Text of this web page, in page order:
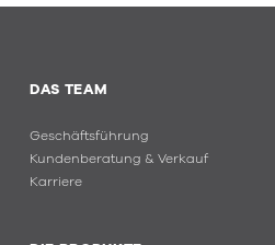
DAS TEAM
Geschäftsführung
Kundenberatung & Verkauf
Karriere